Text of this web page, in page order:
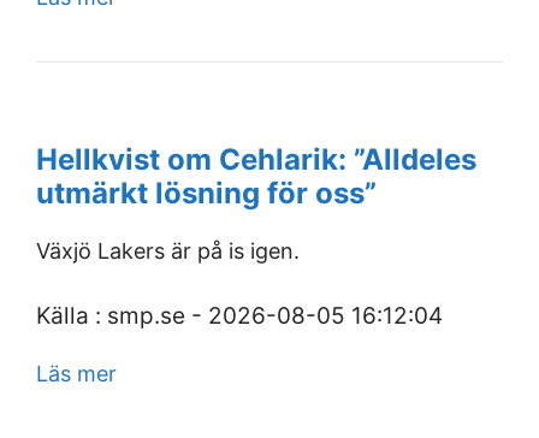
Hellkvist om Cehlarik: ”Alldeles
utmärkt lösning för oss”
Växjö Lakers är på is igen.
Källa : smp.se - 2026-08-05 16:12:04
Läs mer